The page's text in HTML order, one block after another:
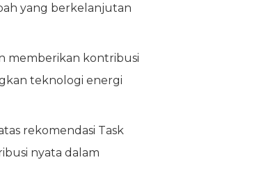
yang berkelanjutan
memberikan kontribusi
teknologi energi
rekomendasi Task
nyata dalam